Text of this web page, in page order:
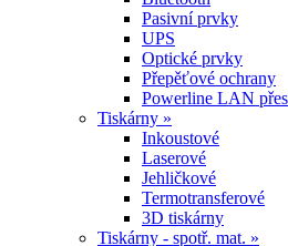
Pasivní prvky
UPS
Optické prvky
Přepěťové ochrany
Powerline LAN
Tiskárny »
Inkoustové
Laserové
Jehličkové
Termotransferové
3D tiskárny
Tiskárny - spotř. mat. »